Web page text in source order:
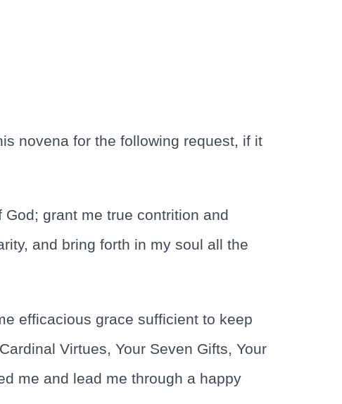
novena for the following request, if it
grant me true contrition and
and bring forth in my soul all the
efficacious grace sufficient to keep
Virtues, Your Seven Gifts, Your
me and lead me through a happy